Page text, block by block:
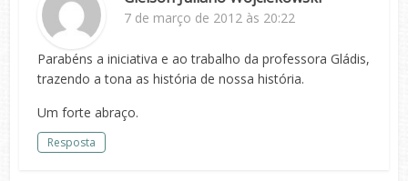
7 de março de 2012 às 20:22
Parabéns a iniciativa e ao trabalho da professora Gládis,
trazendo a tona as história de nossa história.
Um forte abraço.
Resposta